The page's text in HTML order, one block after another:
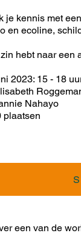
je kennis met
en ecoline,
hebt naar een
2023: 15 - 18
Nahayo
plaatsen
een van de